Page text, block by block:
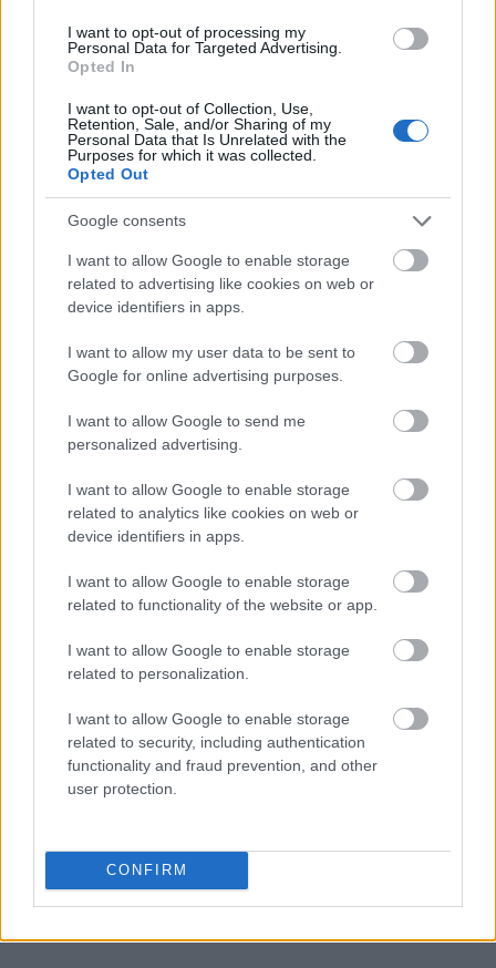
I want to opt-out of processing my
Personal Data for Targeted Advertising.
Opted In
I want to opt-out of Collection, Use,
Retention, Sale, and/or Sharing of my
Personal Data that Is Unrelated with the
Purposes for which it was collected.
Opted Out
Google consents
I want to allow Google to enable storage
related to advertising like cookies on web or
device identifiers in apps.
I want to allow my user data to be sent to
Google for online advertising purposes.
I want to allow Google to send me
personalized advertising.
I want to allow Google to enable storage
related to analytics like cookies on web or
device identifiers in apps.
I want to allow Google to enable storage
related to functionality of the website or app.
I want to allow Google to enable storage
related to personalization.
I want to allow Google to enable storage
related to security, including authentication
functionality and fraud prevention, and other
user protection.
CONFIRM
καλέστε μας άμεσα στο 6972664675.